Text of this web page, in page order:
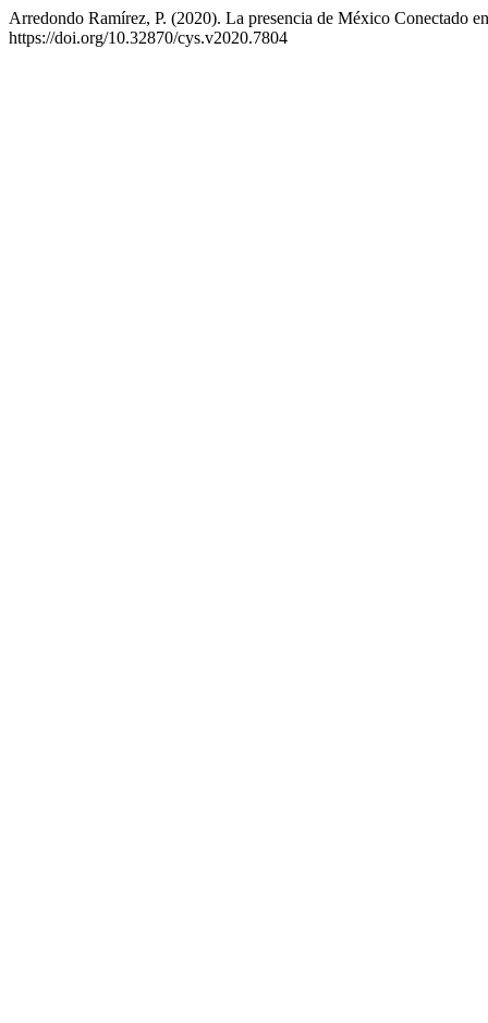
Arredondo Ramírez, P. (2020). La presencia de México Conectado
https://doi.org/10.32870/cys.v2020.7804